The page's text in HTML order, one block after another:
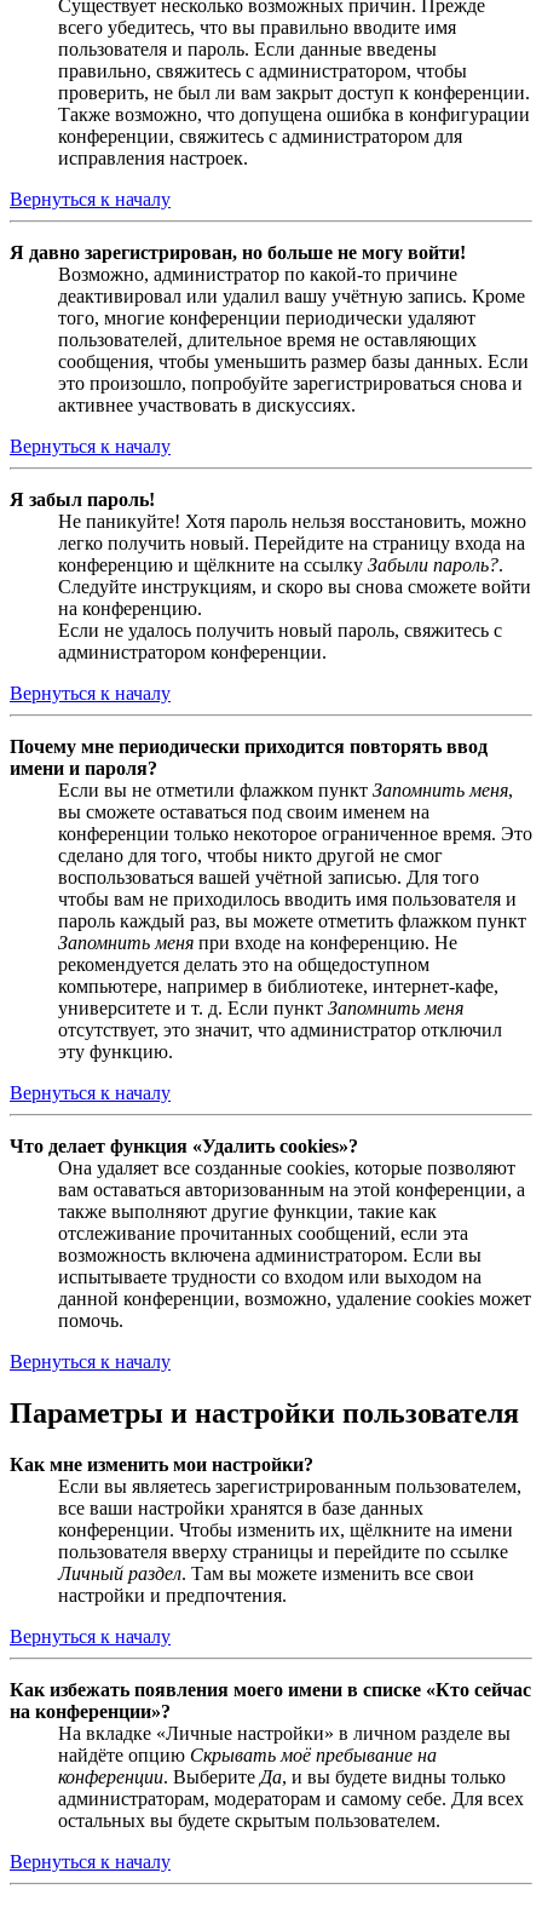
Существует несколько возможных причин. Прежде
всего убедитесь, что вы правильно вводите имя
пользователя и пароль. Если данные введены
правильно, свяжитесь с администратором, чтобы
проверить, не был ли вам закрыт доступ к конференции.
Также возможно, что допущена ошибка в конфигурации
конференции, свяжитесь с администратором для
исправления настроек.
Вернуться к началу
Я давно зарегистрирован, но больше не могу войти!
Возможно, администратор по какой-то причине
деактивировал или удалил вашу учётную запись. Кроме
того, многие конференции периодически удаляют
пользователей, длительное время не оставляющих
сообщения, чтобы уменьшить размер базы данных. Если
это произошло, попробуйте зарегистрироваться снова и
активнее участвовать в дискуссиях.
Вернуться к началу
Я забыл пароль!
Не паникуйте! Хотя пароль нельзя восстановить, можно
легко получить новый. Перейдите на страницу входа на
конференцию и щёлкните на ссылку Забыли пароль?.
Следуйте инструкциям, и скоро вы снова сможете войти
на конференцию.
Если не удалось получить новый пароль, свяжитесь с
администратором конференции.
Вернуться к началу
Почему мне периодически приходится повторять ввод
имени и пароля?
Если вы не отметили флажком пункт Запомнить меня,
вы сможете оставаться под своим именем на
конференции только некоторое ограниченное время. Это
сделано для того, чтобы никто другой не смог
воспользоваться вашей учётной записью. Для того
чтобы вам не приходилось вводить имя пользователя и
пароль каждый раз, вы можете отметить флажком пункт
Запомнить меня при входе на конференцию. Не
рекомендуется делать это на общедоступном
компьютере, например в библиотеке, интернет-кафе,
университете и т. д. Если пункт Запомнить меня
отсутствует, это значит, что администратор отключил
эту функцию.
Вернуться к началу
Что делает функция «Удалить cookies»?
Она удаляет все созданные cookies, которые позволяют
вам оставаться авторизованным на этой конференции, а
также выполняют другие функции, такие как
отслеживание прочитанных сообщений, если эта
возможность включена администратором. Если вы
испытываете трудности со входом или выходом на
данной конференции, возможно, удаление cookies может
помочь.
Вернуться к началу
Параметры и настройки пользователя
Как мне изменить мои настройки?
Если вы являетесь зарегистрированным пользователем,
все ваши настройки хранятся в базе данных
конференции. Чтобы изменить их, щёлкните на имени
пользователя вверху страницы и перейдите по ссылке
Личный раздел. Там вы можете изменить все свои
настройки и предпочтения.
Вернуться к началу
Как избежать появления моего имени в списке «Кто сейчас
на конференции»?
На вкладке «Личные настройки» в личном разделе вы
найдёте опцию Скрывать моё пребывание на
конференции. Выберите Да, и вы будете видны только
администраторам, модераторам и самому себе. Для всех
остальных вы будете скрытым пользователем.
Вернуться к началу